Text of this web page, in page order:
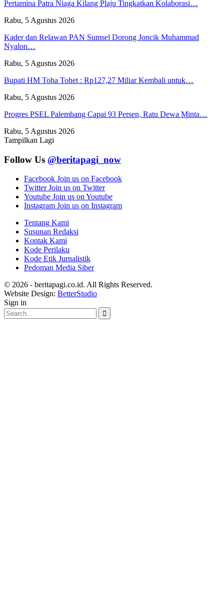
Pertamina Patra Niaga Kilang Plaju Tingkatkan Kolaborasi…
Rabu, 5 Agustus 2026
Kader dan Relawan PAN Sumsel Dorong Joncik Muhammad
Nyalon…
Rabu, 5 Agustus 2026
Bupati HM Toha Tohet : Rp127,27 Miliar Kembali untuk…
Rabu, 5 Agustus 2026
Progres PSEL Palembang Capai 93 Persen, Ratu Dewa Minta…
Rabu, 5 Agustus 2026
Tampilkan Lagi
Follow Us @beritapagi_now
Facebook Join us on Facebook
Twitter Join us on Twitter
Youtube Join us on Youtube
Instagram Join us on Instagram
Tentang Kami
Susunan Redaksi
Kontak Kami
Kode Perilaku
Kode Etik Jurnalistik
Pedoman Media Siber
© 2026 - beritapagi.co.id. All Rights Reserved.
Website Design: BetterStudio
Sign in